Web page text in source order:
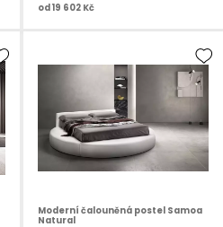
od19 602 Kč
Moderní čalouněná postel Samoa
Natural